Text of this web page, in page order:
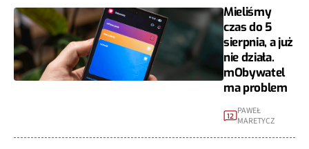
Mieliśmy
czas do 5
sierpnia, a już
nie działa.
mObywatel
ma problem
12 PAWEŁ
MARETYCZ